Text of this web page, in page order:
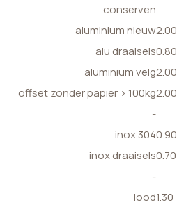
conserven
aluminium nieuw2.00
alu draaisels0.80
aluminium velg2.00
offset zonder papier > 100kg2.00
-
inox 3040.90
inox draaisels0.70
-
lood1.30